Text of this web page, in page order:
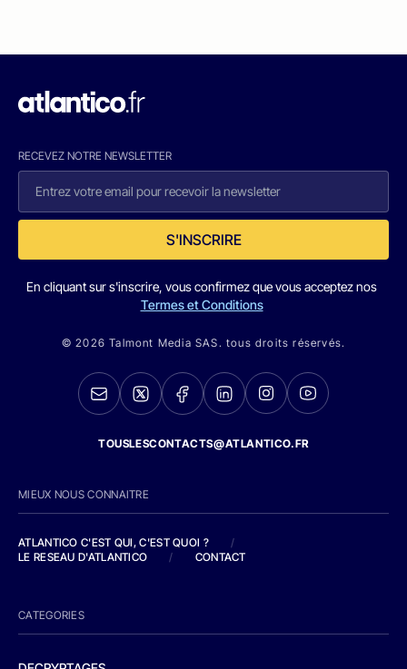
RECEVEZ NOTRE NEWSLETTER
S'INSCRIRE
En cliquant sur s'inscrire, vous confirmez que vous acceptez nos
Termes et Conditions
© 2026 Talmont Media SAS. tous droits réservés.
TOUSLESCONTACTS@ATLANTICO.FR
MIEUX NOUS CONNAITRE
ATLANTICO C'EST QUI, C'EST QUOI ?
/
LE RESEAU D'ATLANTICO
/ CONTACT
CATEGORIES